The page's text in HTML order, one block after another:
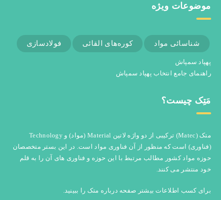
موضوعات ویژه
شناسائی مواد کوره‌های القائی فولادسازی
پهپاد سمپاش
راهنمای جامع انتخاب پهپاد سمپاش
مَتِک چیست؟
متک (Matec) ترکیبی از دو واژه لاتین Material (مواد) و Technology
(فناوری) است که منظور از آن فناوری مواد است. در این بستر متخصصان
حوزه مواد کشور مطالب مرتبط با این حوزه و فناوری های آن را به قلم
خود منتشر می کنند.
برای کسب اطلاعات بیشتر صفحه درباره متک را ببینید.